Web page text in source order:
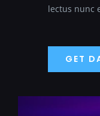
lectus nunc
GET